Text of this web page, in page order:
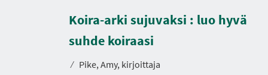
Koira-arki sujuvaksi : luo hyvä
suhde koiraasi
⁄ Pike, Amy, kirjoittaja